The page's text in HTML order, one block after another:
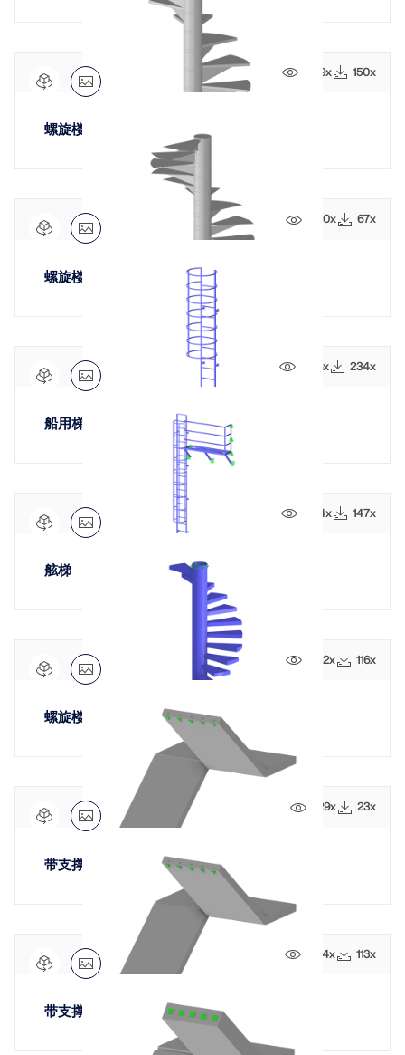
钢节点有限元分析
使用CBFEM设计和分析钢连接，符合EN 1993‑1‑8和
AISC 360标准，完全集成在RFEM 6中，以加快和提高
结构工作的准确性。
了解更多
地理分区工具
Dlubal 在线服务提供分区地图，可快速确定雪荷载、风
检查荷载区域
1789x 150x
螺旋楼梯
1230x 67x
螺旋楼梯
1886x 234x
船用梯子
1354x 147x
舷梯
1332x 116x
螺旋楼梯
929x 23x
带支撑平台的楼梯
1654x 113x
带支撑平台和自动计算台阶的楼梯